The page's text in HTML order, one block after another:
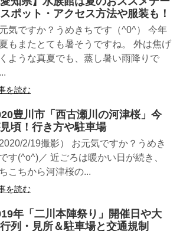
スポット・アクセス方法や服装も！
気ですか？うめきちです（^0^） 今年
もまたとても暑そうですね。 外は焦げ
ような真夏でも、蒸し暑い雨降りで
を読む
豊川市「西古瀬川の河津桜」今
頃！行き方や駐車場
2020/2/19撮影） お元気ですか？うめき
す(^o^)／ 近ごろは暖かい日が続き、
こちから河津桜の...
を読む
年「二川本陣祭り」開催日や大
列・見所＆駐車場と交通規制